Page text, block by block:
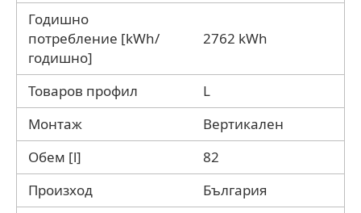
Годишно
потребление [kWh/
годишно]
2762 kWh
Товаров профил
L
Монтаж
Вертикален
Обем [l]
82
Произход
България